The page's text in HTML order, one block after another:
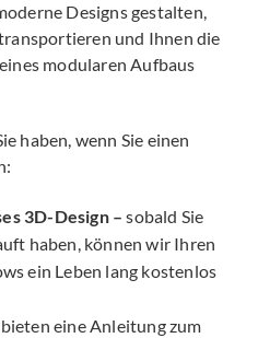
Designs gestalten,
und Ihnen die
modularen Aufbaus
haben, wenn Sie einen
3D-Design – sobald Sie
haben, können wir Ihren
ein Leben lang kostenlos
eine Anleitung zum